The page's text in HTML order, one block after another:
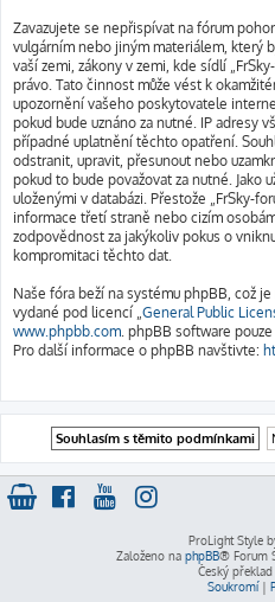
Zavazujete se nepřispívat na fórum
vulgárním nebo jiným materiálem, který
vaší zemi, zákony v zemi, kde sídlí
právo. Tato činnost může vést k
upozornění vašeho poskytovatele
pokud bude uznáno za nutné. IP adresy
případné uplatnění těchto opatření.
odstranit, upravit, přesunout nebo
pokud to bude považovat za nutné. Jako
uloženými v databázi. Přestože „FrSky-
informace třetí straně nebo cizím
zodpovědnost za jakýkoliv pokus o
kompromitaci těchto dat.
Naše fóra beží na systému phpBB, což
vydané pod licencí „General Public
www.phpbb.com. phpBB software
Pro další informace o phpBB navštivte:
ProLight Style
Založeno na phpBB® Forum
Český
Soukromí|